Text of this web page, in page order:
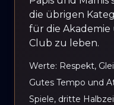
die übrigen
für die
Club zu leben.
Werte: Respekt,
Gutes Tempo und
Spiele, dritte